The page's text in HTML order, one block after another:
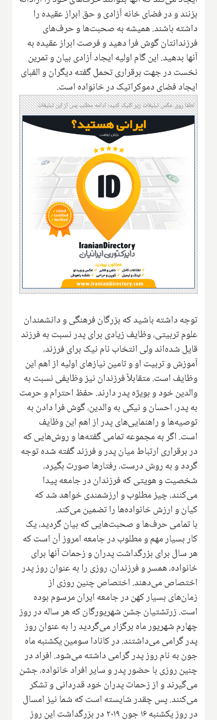
بزنند و در فضای خانه آزادی و حق ابراز عقیده را
داشته باشند. همیشه به صحبت‌ها و حرف‌های
فرزندانتان گوش فرا‌ دهید و فرصت ابراز عقیده به
آنها بدهید. این گام اولیه ایجاد آزادی بیان و تمرین
نخست در جهت برقراری تحمل گفته دیگران و الفبای
ایجاد فضای دموکراتیک در خانواده است.
لطفا روی عکس تبلیغات زیر کلیک کنید؛ ادامه مطلب پس از این تبلیغات
توجه داشته باشید که بزرگان فرهنگی و دانشمندان
علوم تربیتی، وظایف زیادی برای پدر نسبت به فرزند
قایل شده‌اند ولی انتخاب نام نیک برای فرزند،
آموزش و تربیت او و تامین نیازهای اولیه از اهم این
وظایف است. متقابلاً فرزندان نیز وظایفی نسبت به
والدین خود و بویژه پدر دارند. حفظ احترام و حرمت
به پدر، احسان و نیکی به والدین، گوش فرا دادن به
توصیه‌ها و راهنمایی‌های پدر از اهم این وظایف
است. اگر به مجموعه تمامی گفته‌ها و روش‌هایی که
در برقراری ارتباط میان پدر و فرزند گفته شده توجه
گردد و به روش درست، رفتارها صورت بگیرد،
شخصیت و هویتی که فرزندان در جامعه پیدا
می‌کنند، چیز مطلوب و ارزشمندی خواهد شد که
کیان و ارزش خانواده‌ها را تضمین می‌کند.
با تمامی حرف‌ها و صحبت‌هایی که بیان گردید، یک
کار بسیار مهم و مطلوب در جامعه امروز آن است که
هر سال برای بزرگداشت پدران و زحمات آنها برای
خانواده، همسر و فرزندان، روزی را به عنوان روز پدر
اختصاص می‌دهند. اختصاص چنین روزی از
زمان‌های بسیار کهن در جامعه ایران مرسوم بوده
است. زرتشتیان جشن شهریورگان که هر ساله در روز
چهارم شهریور ماه برگزار می‌گردید را به عنوان روز
پدر گرامی می‌داشتند. در کانادا سومین یکشنبه ماه
جون به نام روز پدر گرامی داشته می‌‌شود. افراد در
چنین روزی با حضور پدر و سایر افراد خانواده، جشن
می‌گیرند و از زحمات پدران خود قدردانی و تشکر
می‌کنند. پس چقدر شایسته است که شما نیز امسال
در روز یکشنبه ۱۶ جون ۲۰۱۹ در بزرگداشت این روز